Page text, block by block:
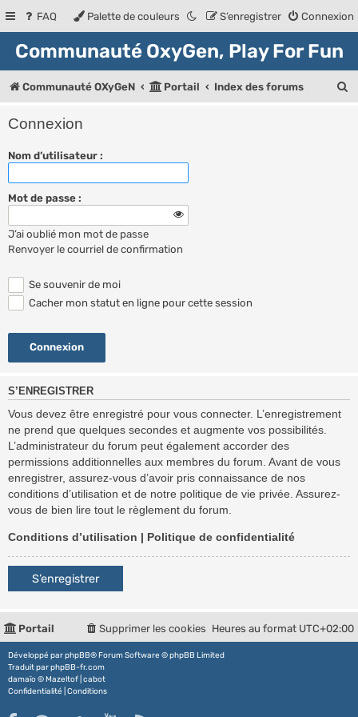
FAQ Connexion
S’enregistrer
Palette de couleurs
Communauté OxyGen, Play For Fun
Communauté OXyGeN Portail Index des forums
Connexion
Nom d’utilisateur :
Mot de passe :
J’ai oublié mon mot de passe
Renvoyer le courriel de confirmation
Se souvenir de moi
Cacher mon statut en ligne pour cette session
S’ENREGISTRER
Vous devez être enregistré pour vous connecter. L’enregistrement
ne prend que quelques secondes et augmente vos possibilités.
L’administrateur du forum peut également accorder des
permissions additionnelles aux membres du forum. Avant de vous
enregistrer, assurez-vous d’avoir pris connaissance de nos
conditions d’utilisation et de notre politique de vie privée. Assurez-
vous de bien lire tout le règlement du forum.
Conditions d’utilisation | Politique de confidentialité
S’enregistrer
Portail Heures au format UTC+02:00
Supprimer les cookies
Développé parphpBB® Forum Software © phpBB Limited
Traduit parphpBB-fr.com
damaïo © Mazeltof cabot
Confidentialité Conditions